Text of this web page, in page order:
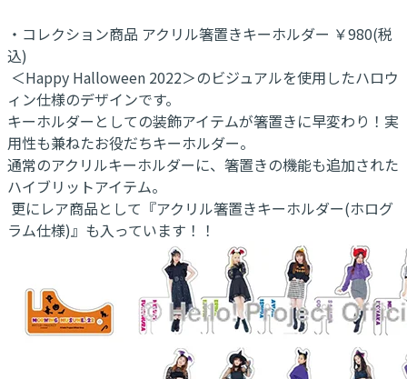
・コレクション商品 アクリル箸置きキーホルダー ￥980(税
込)
＜Happy Halloween 2022＞のビジュアルを使用したハロウ
ィン仕様のデザインです。
キーホルダーとしての装飾アイテムが箸置きに早変わり！実
用性も兼ねたお役だちキーホルダー。
通常のアクリルキーホルダーに、箸置きの機能も追加された
ハイブリットアイテム。
更にレア商品として『アクリル箸置きキーホルダー(ホログ
ラム仕様)』も入っています！！